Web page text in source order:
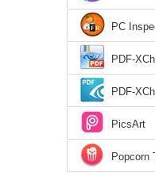
PC
PDF-
PDF-
PicsArt
Popcorn